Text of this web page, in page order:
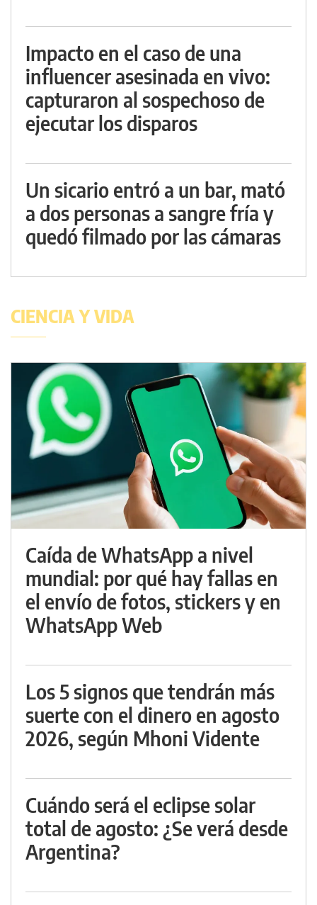
Impacto en el caso de una
influencer asesinada en vivo:
capturaron al sospechoso de
ejecutar los disparos
Un sicario entró a un bar, mató
a dos personas a sangre fría y
quedó filmado por las cámaras
CIENCIA Y VIDA
Caída de WhatsApp a nivel
mundial: por qué hay fallas en
el envío de fotos, stickers y en
WhatsApp Web
Los 5 signos que tendrán más
suerte con el dinero en agosto
2026, según Mhoni Vidente
Cuándo será el eclipse solar
total de agosto: ¿Se verá desde
Argentina?